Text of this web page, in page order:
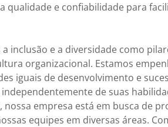
qualidade e confiabilidade para
inclusão e a diversidade como
organizacional. Estamos
iguais de desenvolvimento e
de suas
nossa empresa está em busca de
equipes em diversas áreas.